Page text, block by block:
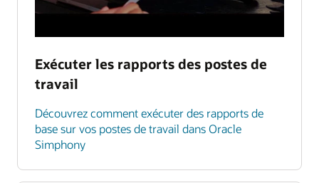
Exécuter les rapports des postes de
travail
Découvrez comment exécuter des rapports de
base sur vos postes de travail dans Oracle
Simphony